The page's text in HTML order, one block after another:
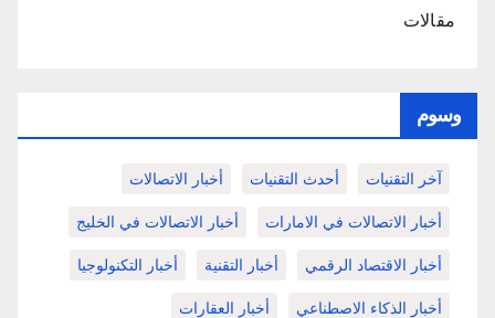
مقالات
وسوم
آخر التقنيات أحدث التقنيات أخبار الاتصالات
أخبار الاتصالات في الامارات أخبار الاتصالات في الخليج
أخبار الاقتصاد الرقمي أخبار التقنية أخبار التكنولوجيا
أخبار الذكاء الاصطناعي أخبار العقارات